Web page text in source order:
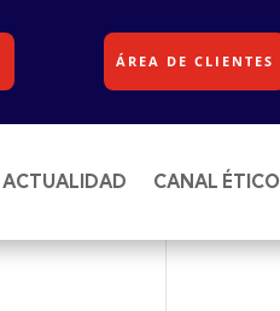
ÁREA DE CLIENTES
ACTUALIDAD CANAL ÉTICO